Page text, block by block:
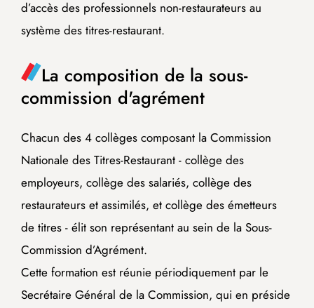
d’accès des professionnels non-restaurateurs au
système des titres-restaurant.
La composition de la sous-
commission d'agrément
Chacun des 4 collèges composant la Commission
Nationale des Titres-Restaurant - collège des
employeurs, collège des salariés, collège des
restaurateurs et assimilés, et collège des émetteurs
de titres - élit son représentant au sein de la Sous-
Commission d’Agrément.
Cette formation est réunie périodiquement par le
Secrétaire Général de la Commission, qui en préside